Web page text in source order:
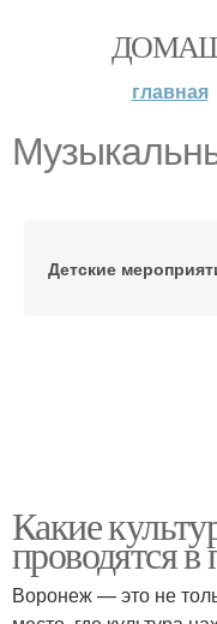
главная
Детские
Какие
проводятся в
Воронеж — это не